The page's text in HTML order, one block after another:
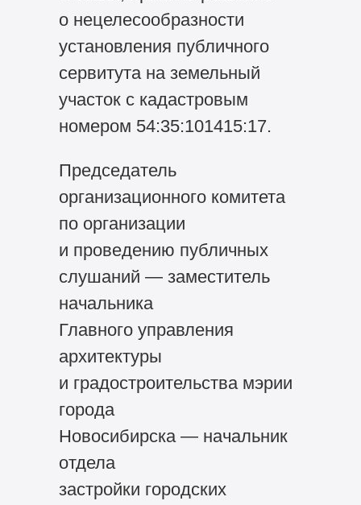
о нецелесообразности
установления публичного
сервитута на земельный
участок с кадастровым
номером 54:35:101415:17.
Председатель
организационного комитета
по организации
и проведению публичных
слушаний — заместитель
начальника
Главного управления
архитектуры
и градостроительства мэрии
города
Новосибирска — начальник
отдела
застройки городских